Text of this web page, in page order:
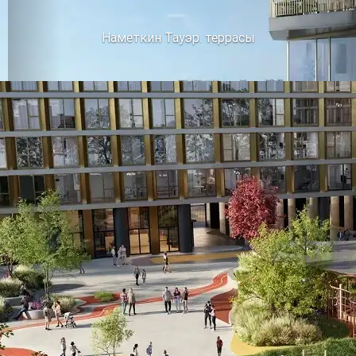
Наметкин Тауэр. террасы